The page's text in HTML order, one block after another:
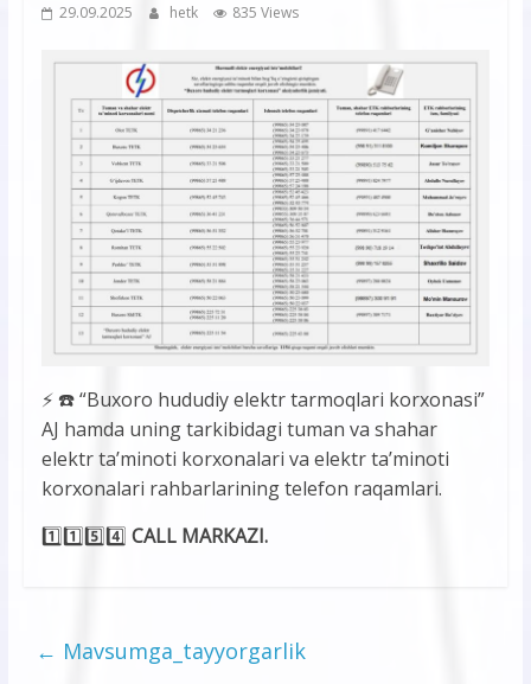
29.09.2025 hetk 835 Views
⚡️ ☎️ “Buxoro hududiy elektr tarmoqlari korxonasi”
AJ hamda uning tarkibidagi tuman va shahar
elektr ta’minoti korxonalari va elektr ta’minoti
korxonalari rahbarlarining telefon raqamlari.
1️⃣1️⃣5️⃣4️⃣ CALL MARKAZI.
← Mavsumga_tayyorgarlik